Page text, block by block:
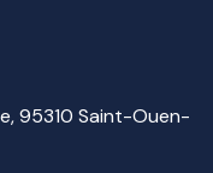
95310 Saint-Ouen-